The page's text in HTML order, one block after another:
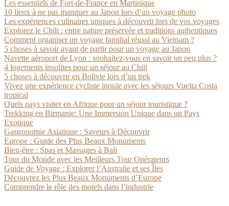
Les essentiels de Fort-de-France en Martinique
10 lieux à ne pas manquer au Japon lors d’un voyage photo
Les expériences culinaires uniques à découvrir lors de vos voyages
Explorez le Chili : entre nature préservée et traditions authentiques
Comment organiser un voyage familial réussi au Vietnam ?
5 choses à savoir avant de partir pour un voyage au Japon
Navette aéroport de Lyon : souhaitez-vous en savoir un peu plus ?
4 logements insolites pour un séjour au Chili
5 choses à découvrir en Bolivie lors d’un trek
Vivez une expérience cycliste inouïe avec les séjours Vuelta Costa
tropical
Quels pays visiter en Afrique pour un séjour touristique ?
Trekking en Birmanie: Une Immersion Unique dans un Pays
Exotique
Gastronomie Asiatique : Saveurs à Découvrir
Europe : Guide des Plus Beaux Monuments
Bien-être : Spas et Massages à Bali
Tour du Monde avec les Meilleurs Tour Opérateurs
Guide de Voyage : Explorer l’Australie et ses Îles
Découvrez les Plus Beaux Monuments d’Europe
Comprendre le rôle des motels dans l’industrie